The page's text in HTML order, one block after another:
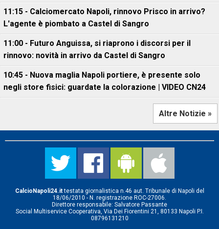
11:15 - Calciomercato Napoli, rinnovo Prisco in arrivo?
L'agente è piombato a Castel di Sangro
11:00 - Futuro Anguissa, si riaprono i discorsi per il
rinnovo: novità in arrivo da Castel di Sangro
10:45 - Nuova maglia Napoli portiere, è presente solo
negli store fisici: guardate la colorazione | VIDEO CN24
Altre Notizie »
CalcioNapoli24.ittestata giornalistica n.46 aut. Tribunale di Napoli del
18/06/2010 - N. registrazione ROC-27006.
Direttore responsabile: Salvatore Passante
Social Multiservice Cooperativa, Via Dei Fiorentini 21, 80133 Napoli P.I.
08796131210